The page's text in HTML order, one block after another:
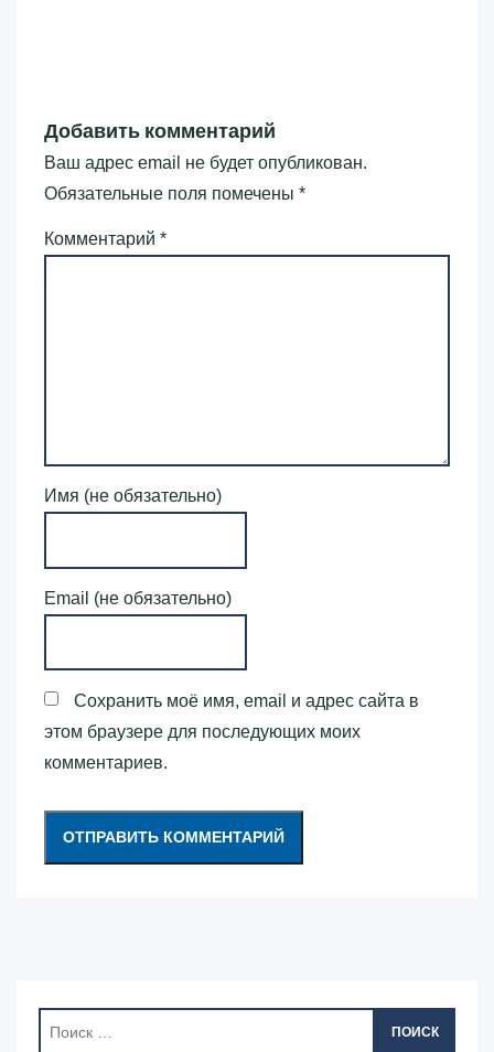
Добавить комментарий
Ваш адрес email не будет опубликован.
Обязательные поля помечены *
Комментарий *
Имя (не обязательно)
Email (не обязательно)
Сохранить моё имя, email и адрес сайта в
этом браузере для последующих моих
комментариев.
ПОИСК